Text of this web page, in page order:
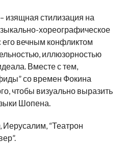
изящная стилизация на
хореографическое
вечным конфликтом
иллюзорностью
Вместе с тем,
со времен Фокина
чтобы визуально выразить
Шопена.
Иерусалим, “Театрон